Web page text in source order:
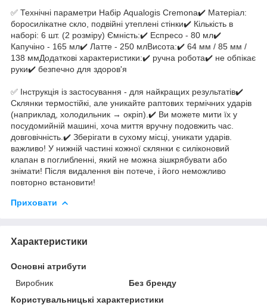
✅ Технічні параметри Набір Aqualogis Cremona✔️ Матеріал:
боросилікатне скло, подвійні утеплені стінки✔️ Кількість в
наборі: 6 шт. (2 розміру) Ємність:✔️ Еспресо - 80 мл✔️
Капучіно - 165 мл✔️ Латте - 250 млВисота:✔️ 64 мм / 85 мм /
138 ммДодаткові характеристики:✔️ ручна робота✔️ не обпікає
руки✔️ безпечно для здоров'я
✅ Інструкція із застосування - для найкращих результатів✔️
Склянки термостійкі, але уникайте раптових термічних ударів
(наприклад, холодильник → окріп).✔️ Ви можете мити їх у
посудомийній машині, хоча миття вручну подовжить час.
довговічність.✔️ Зберігати в сухому місці, уникати ударів.
важливо! У нижній частині кожної склянки є силіконовий
клапан в поглибленні, який не можна зішкрябувати або
знімати! Після видалення він потече, і його неможливо
повторно встановити!
Приховати
Характеристики
Основні атрибути
Виробник
Без бренду
Користувальницькі характеристики